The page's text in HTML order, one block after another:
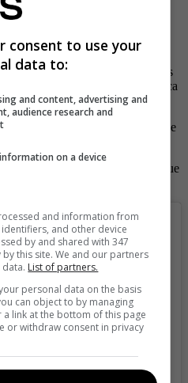
cada vez que tiene oportunidad.
para mostrar algunos momentos
algunas fotos en las que destaca
que subió a la red, en la que
para generar suspiros.
lencería blanca, con la que
piel.
consent to use your
data to:
and content, advertising and
audience research and
on a device
and information from
and other device
by and shared with 347
this site. We and our partners
List of partners.
personal data on the basis
can object to by managing
link at the bottom of this page
or withdraw consent in privacy